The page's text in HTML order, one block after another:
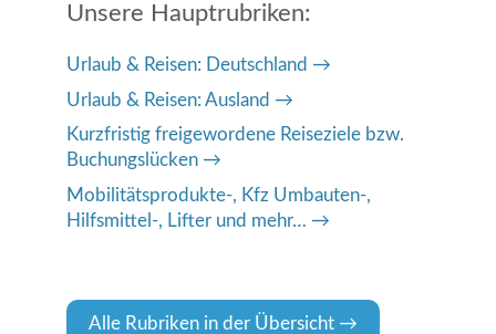
Unsere Hauptrubriken:
Urlaub & Reisen: Deutschland
Urlaub & Reisen: Ausland
Kurzfristig freigewordene Reiseziele bzw.
Buchungslücken
Mobilitätsprodukte-, Kfz Umbauten-,
Hilfsmittel-, Lifter und mehr…
Alle Rubriken in der Übersicht